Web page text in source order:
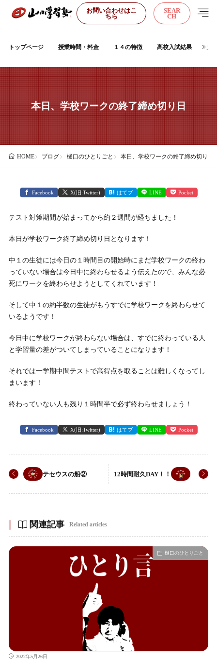
お問い合わせはこ
ちら
SEAR
CH
トップページ 授業時間・料金 １４の特徴 高校入試結果 大
本日、学校ワークの終了締め切り日
HOME ブログ 樋口のひとりごと 本日、学校ワークの終了締め切り日
Facebook X(旧:Twitter) はてブ LINE Pocket
テスト対策期間が始まってから約２週間が経ちました！
本日が学校ワーク終了締め切り日となります！
中１の生徒には今日の１時間目の開始時にまだ学校ワークの終わ
っていない場合は今日中に終わらせるよう伝えたので、みんな必
死にワークを終わらせようとしてくれています！
そして中１の約半数の生徒がもうすでに学校ワークを終わらせて
いるようです！
今日中に学校ワークが終わらない場合は、すでに終わっている人
と学習量の差がついてしまっていることになります！
それでは一学期中間テストで高得点を取ることは難しくなってし
まいます！
終わっていない人も残り１時間半で必ず終わらせましょう！
Facebook X(旧:Twitter) はてブ LINE Pocket
テセウスの船② 12時間耐久DAY！！
関連記事 Related articles
樋口のひとりごと
2022年5月26日